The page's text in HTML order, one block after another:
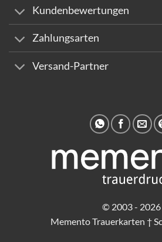
Kundenbewertungen
Zahlungsarten
Versand-Partner
© 2003 - 2026
Memento Trauerkarten †